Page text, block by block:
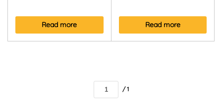
Read more Read more
/ 1